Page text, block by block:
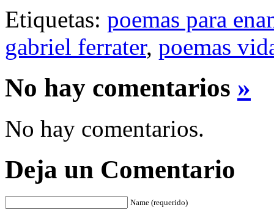
Etiquetas: poemas para
gabriel ferrater, poemas
No hay comentarios »
No hay comentarios.
Deja un Comentario
Name (requerido)